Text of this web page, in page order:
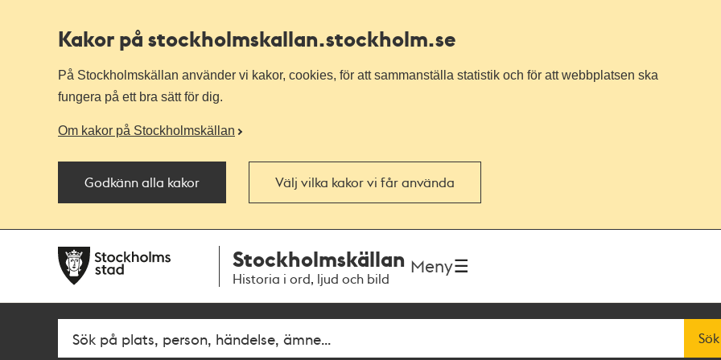
Kakor på stockholmskallan.stockholm.se
På Stockholmskällan använder vi kakor, cookies, för att sammanställa statistik och för att webbplatsen ska
fungera på ett bra sätt för dig.
Om kakor på Stockholmskällan
Godkänn alla kakor Välj vilka kakor vi får använda
navigationen
huvudinnehållet
Stockholmskällan
Historia i ord, ljud och bild
Meny
Fritextsök Sök